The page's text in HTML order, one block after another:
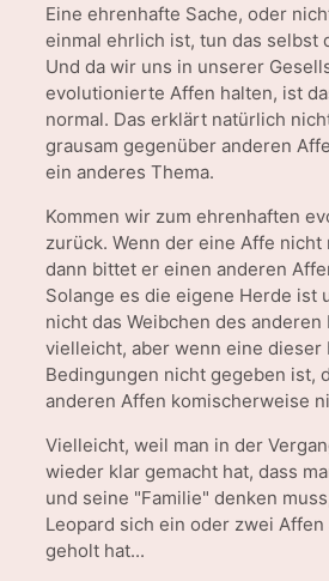
Eine ehrenhafte Sache, oder
einmal ehrlich ist, tun das selbst
Und da wir uns in unserer
evolutionierte Affen halten, ist
normal. Das erklärt natürlich
grausam gegenüber anderen
ein anderes Thema.
Kommen wir zum ehrenhaften
zurück. Wenn der eine Affe
dann bittet er einen anderen
Solange es die eigene Herde ist
nicht das Weibchen des
vielleicht, aber wenn eine dieser
Bedingungen nicht gegeben ist,
anderen Affen komischerweise
Vielleicht, weil man in der
wieder klar gemacht hat, dass
und seine "Familie" denken
Leopard sich ein oder zwei Affen
geholt hat...